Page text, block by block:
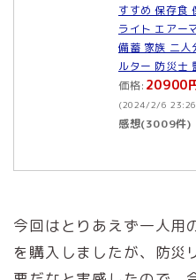
すすめ 保存食
ライト エアー
備蓄 家族 二人
ルター 防災士
価格: 20900
(2024/2/6 23:26
感想(3009件)
今回はとりあえず一人用
を購入しましたが、防災